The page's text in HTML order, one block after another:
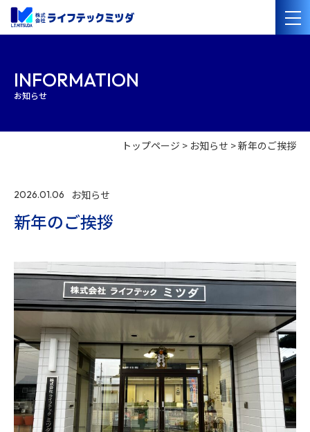
会社案内
経営理念
事業紹介
施工事例
協力業者の皆様へ
お電話でのお問合せ （ 受付時間 平日9:00～18:00 ）
0748-23-0667
Webからのお問合せ
INFORMATION
お知らせ
トップページ お知らせ 新年のご挨拶
2026.01.06 お知らせ
新年のご挨拶